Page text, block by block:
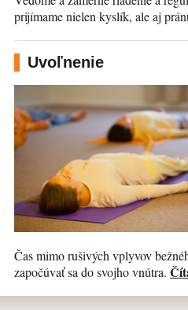
prijímame nielen kyslík, ale aj
Uvoľnenie
Čas mimo rušivých vplyvov
započúvať sa do svojho vnútra.